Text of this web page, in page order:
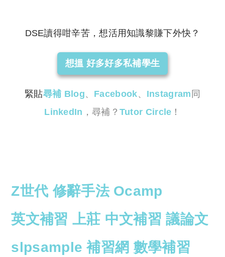
DSE讀得咁辛苦，想活用知識黎賺下外快？
想搵 好多好多私補學生
緊貼尋補 Blog、 Facebook、 Instagram 同
LinkedIn ，尋補？ Tutor Circle ！
Z世代 修辭手法 Ocamp
英文補習 上莊 中文補習 議論文
slpsample 補習網 數學補習